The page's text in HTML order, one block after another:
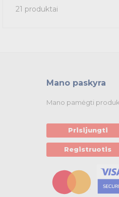
21 produktai
Mano paskyra
Mano pamėgti
Prisijungti
Registruotis